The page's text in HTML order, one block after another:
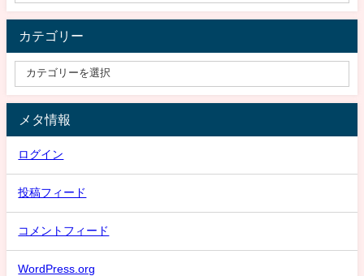
カテゴリー
メタ情報
ログイン
投稿フィード
コメントフィード
WordPress.org